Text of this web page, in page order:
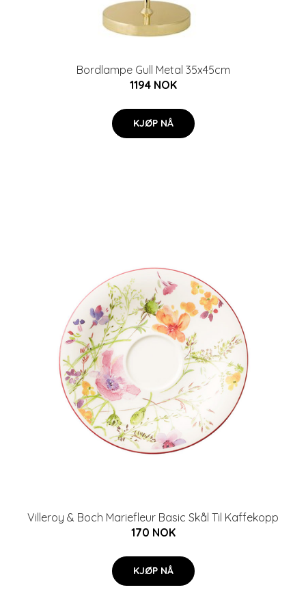
Bordlampe Gull Metal 35x45cm
1194 NOK
KJØP NÅ
Villeroy & Boch Mariefleur Basic Skål Til Kaffekopp
170 NOK
KJØP NÅ